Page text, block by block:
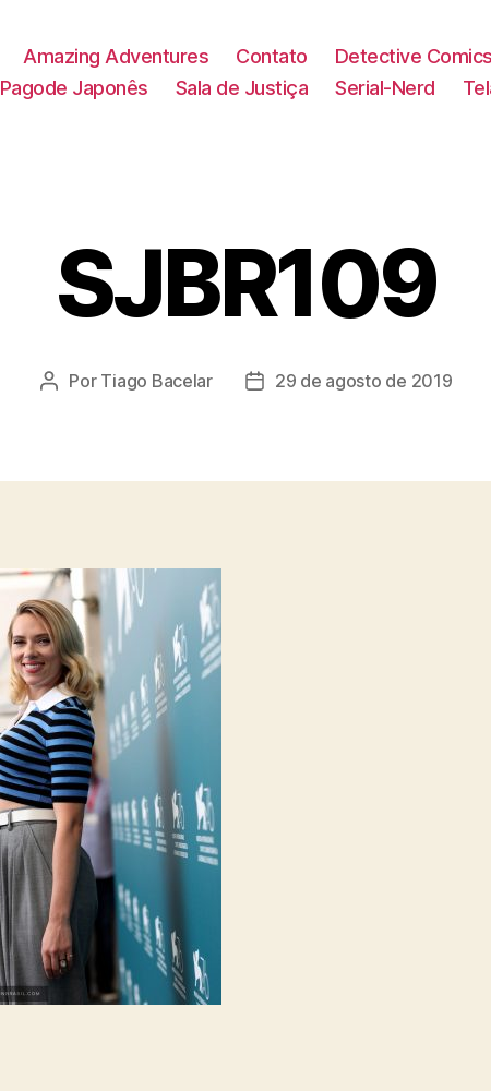
Amazing Adventures Contato Detective Comics
Pagode Japonês
Sala de Justiça Serial-Nerd
SJBR109
Autor
Por Tiago Bacelar
Data29 de agosto de 2019